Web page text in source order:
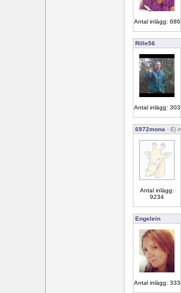
Antal inlägg: 686
Rille56
Antal inlägg: 303
6972mona - Ej
Antal inlägg:
9234
Engelein
Antal inlägg: 333